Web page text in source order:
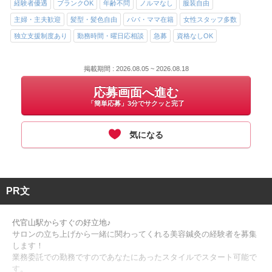
経験者優遇 ブランクOK 年齢不問 ノルマなし 服装自由
主婦・主夫歓迎 髪型・髪色自由 パパ・ママ在籍 女性スタッフ多数
独立支援制度あり 勤務時間・曜日応相談 急募 資格なしOK
掲載期間 : 2026.08.05 ~ 2026.08.18
応募画面へ進む
「簡単応募」3分でサクッと完了
気になる
PR文
代官山駅からすぐの好立地♪
サロンの立ち上げから一緒に関わってくれる美容鍼灸の経験者を募集
します！
業務委託での勤務ですのであなたにあったスタイルでスタート可能で
す。